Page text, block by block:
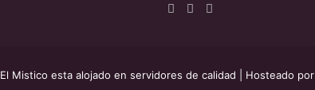
Facebook
YouTube
El Mistico esta alojado en servidores de calidad | Hosteado por